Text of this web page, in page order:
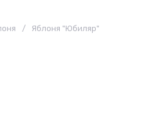
/ Яблоня "Юбиляр"